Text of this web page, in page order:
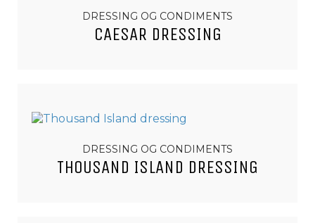
DRESSING OG CONDIMENTS
CAESAR DRESSING
DRESSING OG CONDIMENTS
THOUSAND ISLAND DRESSING